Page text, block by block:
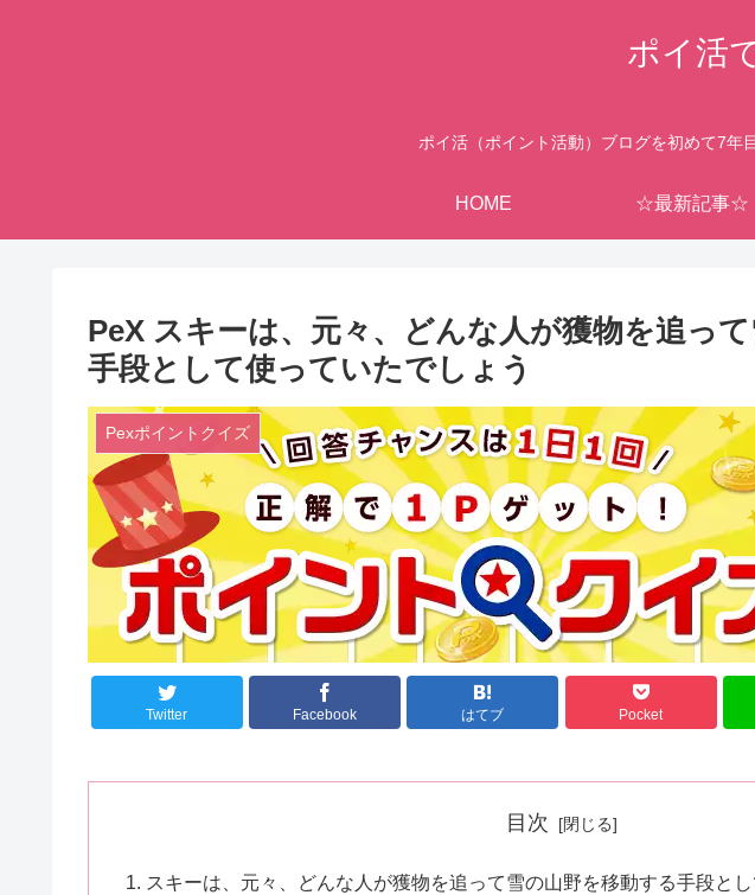
ポイ活
ポイ活（ポイント活動）ブログを初めて7年
HOME ☆最新記事☆
PeX スキーは、元々、どんな人が獲物を追っ
手段として使っていたでしょう
Pexポイントクイズ
Twitter Facebook はてブ Pocket
目次
スキーは、元々、どんな人が獲物を追って雪の山野を移動する手段と